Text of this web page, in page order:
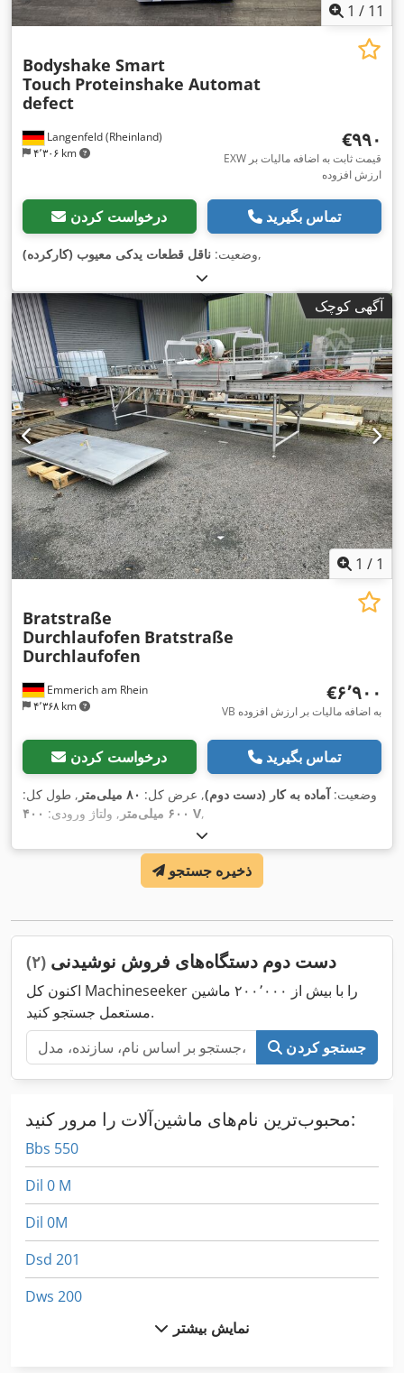
1 / 11
Langenfeld (Rheinland)
۴٬۳۰۶ km
Bodyshake Smart
Touch Proteinshake Automat
defect
‎€۹۹۰
EXW قیمت ثابت به اضافه مالیات بر
ارزش افزوده
درخواست کردن تماس بگیرید
وضعیت: ناقل قطعات یدکی معیوب (کارکرده) ,
آگهی کوچک
1 / 1
Emmerich am Rhein
۴٬۳۶۸ km
Bratstraße
Durchlaufofen Bratstraße
Durchlaufofen
‎€۶٬۹۰۰
VB به اضافه مالیات بر ارزش افزوده
درخواست کردن تماس بگیرید
وضعیت:آماده به کار (دست دوم), عرض کل: ۸۰ میلی‌متر
, طول کل:
۶۰۰ میلی‌متر
, ولتاژ ورودی: ۴۰۰ V,
ذخیره جستجو
دست دوم دستگاه‌های فروش نوشیدنی (۲)
اکنون کل Machineseeker را با بیش از ۲۰۰٬۰۰۰ ماشین
مستعمل جستجو کنید.
جستجو کردن
محبوب‌ترین نام‌های ماشین‌آلات را مرور کنید:
Bbs 550
Dil 0 M
Dil 0M
Dsd 201
Dws 200
نمایش بیشتر